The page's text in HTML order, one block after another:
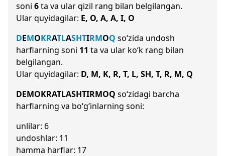
soni 6ta va ular qizil rang bilan belgilangan.
Ular quyidagilar: E, O, A, A, I, O
DEMOKRATLASHTIRMOQ so‘zida undosh
harflarning soni 11 ta va ular ko‘k rang bilan
belgilangan.
Ular quyidagilar: D, M, K, R, T, L, SH, T, R, M, Q
DEMOKRATLASHTIRMOQ so‘zidagi barcha
harflarning va bo‘g‘inlarning soni:
unlilar: 6
undoshlar: 11
hamma harflar: 17